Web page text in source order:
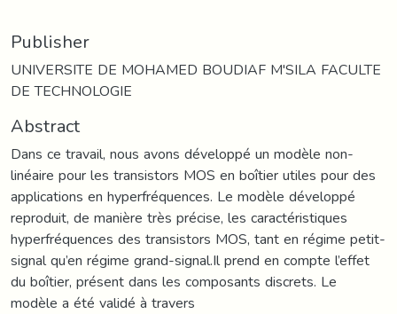
Publisher
UNIVERSITE DE MOHAMED BOUDIAF M'SILA FACULTE
DE TECHNOLOGIE
Abstract
Dans ce travail, nous avons développé un modèle non-
linéaire pour les transistors MOS en boîtier utiles pour des
applications en hyperfréquences. Le modèle développé
reproduit, de manière très précise, les caractéristiques
hyperfréquences des transistors MOS, tant en régime petit-
signal qu’en régime grand-signal.Il prend en compte l’effet
du boîtier, présent dans les composants discrets. Le
modèle a été validé à travers